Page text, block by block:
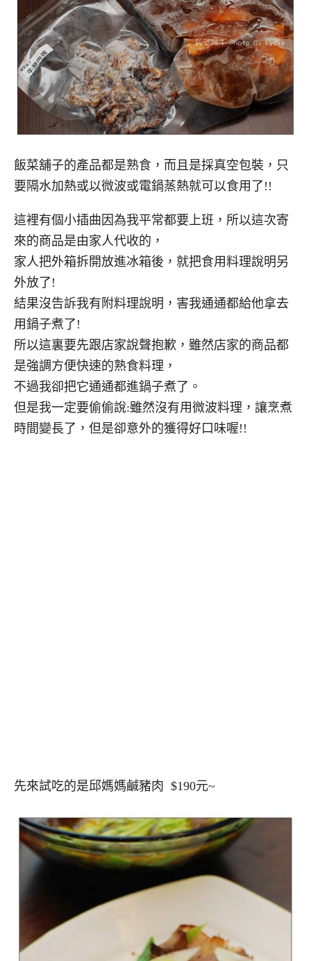
飯菜舖子的產品都是熟食，而且是採真空包裝，只
要隔水加熱或以微波或電鍋蒸熱就可以食用了!!
這裡有個小插曲因為我平常都要上班，所以這次寄
來的商品是由家人代收的，
家人把外箱拆開放進冰箱後，就把食用料理說明另
外放了!
結果沒告訴我有附料理說明，害我通通都給他拿去
用鍋子煮了!
所以這裏要先跟店家說聲抱歉，雖然店家的商品都
是強調方便快速的熟食料理，
不過我卻把它通通都進鍋子煮了。
但是我一定要偷偷說:雖然沒有用微波料理，讓烹煮
時間變長了，但是卻意外的獲得好口味喔!!
先來試吃的是邱媽媽鹹豬肉 $190元~